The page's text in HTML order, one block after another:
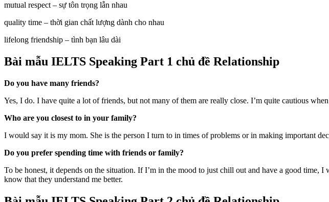
mutual respect – sự tôn trọng lẫn nhau
quality time – thời gian chất lượng dành cho nhau
lifelong friendship – tình bạn lâu dài
Bài mẫu IELTS Speaking Part 1 chủ đề Relationship
Do you have many friends?
Yes, I do. I have quite a lot of friends, but not many of them are really close. I’m quite cautious
Who are you closest to in your family?
I would say it is my mom. She is the person I turn to in times of problems or in making important
Do you prefer spending time with friends or family?
To be honest, it depends on the situation. If I’m in the mood to just chill out and have a good
know that they understand me better.